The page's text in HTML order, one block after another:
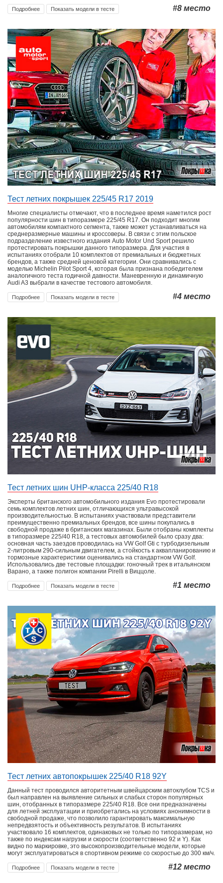
Подробнее Показать модели в тесте #8 место
Тест летних покрышек 225/45 R17 2019
Многие специалисты отмечают, что в последнее время наметился рост
популярности шин в типоразмере 225/45 R17. Он подходит многим
автомобилям компактного сегмента, также может устанавливаться на
среднеразмерные машины и кроссоверы. В связи с этим польское
подразделение известного издания Auto Motor Und Sport решило
протестировать покрышки данного типоразмера. Для участия в
испытаниях отобрали 10 комплектов от премиальных и бюджетных
брендов, а также средней ценовой категории. Они сравнивались с
моделью Michelin Pilot Sport 4, которая была признана победителем
аналогичного теста годичной давности. Маневренную и динамичную
Audi A3 выбрали в качестве тестового автомобиля.
Подробнее Показать модели в тесте #4 место
Тест летних шин UHP-класса 225/40 R18
Эксперты британского автомобильного издания Evo протестировали
семь комплектов летних шин, отличающихся ультравысокой
производительностью. В испытаниях участвовали представители
преимущественно премиальных брендов, все шины покупались в
свободной продаже в британских магазинах. Были отобраны комплекты
в типоразмере 225/40 R18, а тестовых автомобилей было сразу два:
основная часть заездов проводилась на VW Golf Gti с турбодизельным
2-литровым 290-сильным двигателем, а стойкость к аквапланированию и
тормозные характеристики оценивались на стандартном VW Golf.
Использовались две тестовые площадки: гоночный трек в итальянском
Варано, а также полигон компании Pirelli в Виццоле.
Подробнее Показать модели в тесте #1 место
Тест летних автопокрышек 225/40 R18 92Y
Данный тест проводился авторитетным швейцарским автоклубом TCS и
был направлен на выявление сильных и слабых сторон популярных
шин, отобранных в типоразмере 225/40 R18. Все они предназначены
для летней эксплуатации и приобретались на условиях анонимности в
свободной продаже, что позволило гарантировать максимальную
непредвзятость и объективность результатов. В испытаниях
участвовало 16 комплектов, одинаковых не только по типоразмерам, но
также по индексам нагрузки и скорости (соответственно 92 и Y). Как
видно по маркировке, это высокопроизводительные модели, которые
могут эксплуатироваться в спортивном режиме со скоростью до 300 км/ч.
Подробнее Показать модели в тесте #12 место